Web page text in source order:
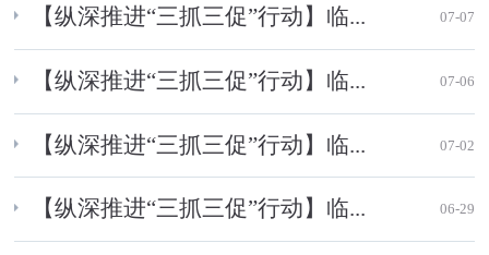
【纵深推进“三抓三促”行动】临... 07-07
【纵深推进“三抓三促”行动】临... 07-06
【纵深推进“三抓三促”行动】临... 07-02
【纵深推进“三抓三促”行动】临... 06-29